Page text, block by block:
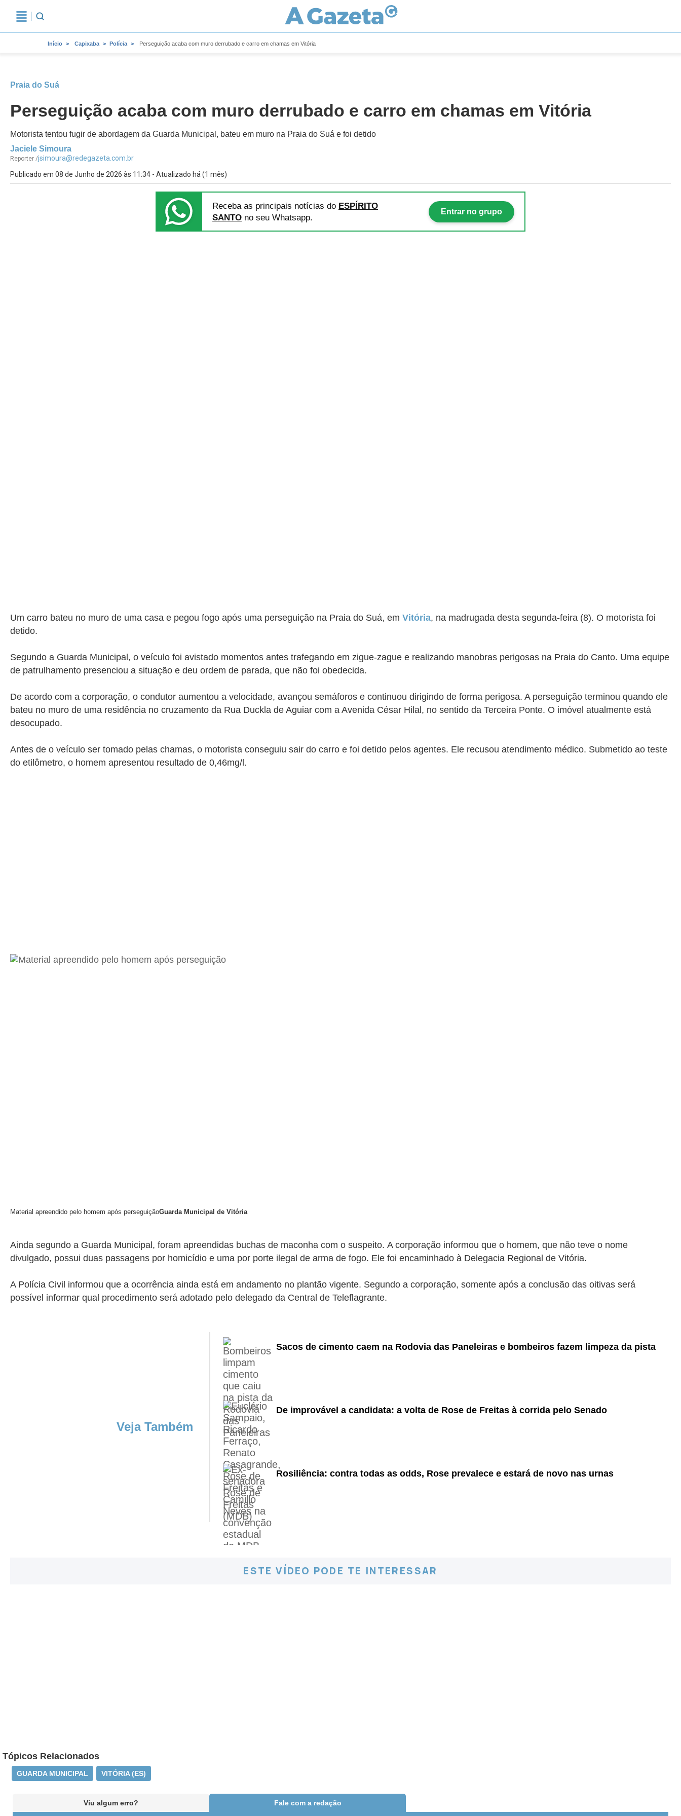
Início Capixaba Polícia Perseguição acaba com muro derrubado e carro em chamas em Vitória
Praia do Suá
Perseguição acaba com muro derrubado e carro em chamas em Vitória
Motorista tentou fugir de abordagem da Guarda Municipal, bateu em muro na Praia do Suá e foi detido
Jaciele Simoura
Reporter /jsimoura@redegazeta.com.br
Publicado em 08 de Junho de 2026 às 11:34 - Atualizado há (1 mês)
Receba as principais notícias do ESPÍRITO
SANTO no seu Whatsapp.
Entrar no grupo
Um carro bateu no muro de uma casa e pegou fogo após uma perseguição na Praia do Suá, em Vitória, na madrugada desta segunda-feira (8). O motorista foi
detido.
Segundo a Guarda Municipal, o veículo foi avistado momentos antes trafegando em zigue-zague e realizando manobras perigosas na Praia do Canto. Uma equipe
de patrulhamento presenciou a situação e deu ordem de parada, que não foi obedecida.
De acordo com a corporação, o condutor aumentou a velocidade, avançou semáforos e continuou dirigindo de forma perigosa. A perseguição terminou quando ele
bateu no muro de uma residência no cruzamento da Rua Duckla de Aguiar com a Avenida César Hilal, no sentido da Terceira Ponte. O imóvel atualmente está
desocupado.
Antes de o veículo ser tomado pelas chamas, o motorista conseguiu sair do carro e foi detido pelos agentes. Ele recusou atendimento médico. Submetido ao teste
do etilômetro, o homem apresentou resultado de 0,46mg/l.
Material apreendido pelo homem após perseguiçãoGuarda Municipal de Vitória
Ainda segundo a Guarda Municipal, foram apreendidas buchas de maconha com o suspeito. A corporação informou que o homem, que não teve o nome
divulgado, possui duas passagens por homicídio e uma por porte ilegal de arma de fogo. Ele foi encaminhado à Delegacia Regional de Vitória.
A Polícia Civil informou que a ocorrência ainda está em andamento no plantão vigente. Segundo a corporação, somente após a conclusão das oitivas será
possível informar qual procedimento será adotado pelo delegado da Central de Teleflagrante.
Veja Também
Sacos de cimento caem na Rodovia das Paneleiras e bombeiros fazem limpeza da pista
De improvável a candidata: a volta de Rose de Freitas à corrida pelo Senado
Rosiliência: contra todas as odds, Rose prevalece e estará de novo nas urnas
ESTE VÍDEO PODE TE INTERESSAR
Tópicos Relacionados
GUARDA MUNICIPAL VITÓRIA (ES)
Viu algum erro? Fale com a redação